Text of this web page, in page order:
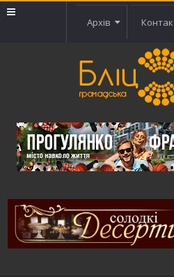
Архів